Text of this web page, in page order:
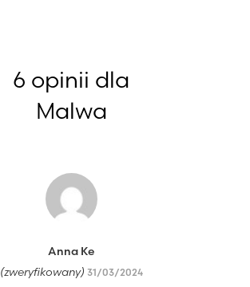
6 opinii dla
Malwa
Anna Ke
(zweryfikowany) 31/03/2024